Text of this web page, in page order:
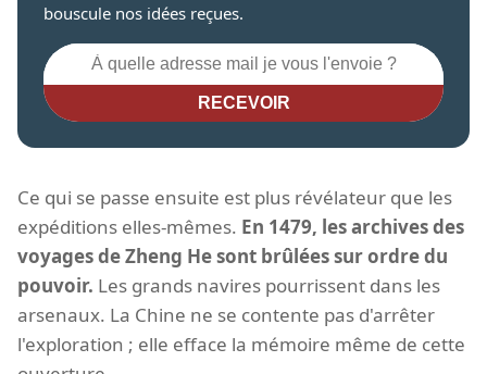
bouscule nos idées reçues.
RECEVOIR
Ce qui se passe ensuite est plus révélateur que les
expéditions elles-mêmes. En 1479, les archives des
voyages de Zheng He sont brûlées sur ordre du
pouvoir. Les grands navires pourrissent dans les
arsenaux. La Chine ne se contente pas d'arrêter
l'exploration ; elle efface la mémoire même de cette